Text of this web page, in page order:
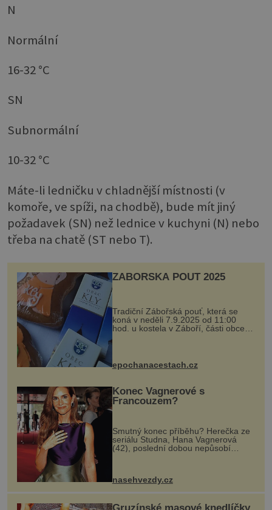
N
Normální
16-32 °C
SN
Subnormální
10-32 °C
Máte-li ledničku v chladnější místnosti (v
komoře, ve spíži, na chodbě), bude mít jiný
požadavek (SN) než lednice v kuchyni (N) nebo
třeba na chatě (ST nebo T).
ZÁBOŘSKÁ POUŤ 2025
Tradiční Zábořská pouť, která se
koná v neděli 7.9.2025 od 11:00
hod. u kostela v Záboří, části obce
Kly u Mělníka. V programu naleznete
komentovanou prohlídku kostela,
epochanacestach.cz
Konec Vagnerové s
Francouzem?
Smutný konec příběhu? Herečka ze
seriálu Studna, Hana Vagnerová
(42), poslední dobou nepůsobí
nasehvezdy.cz